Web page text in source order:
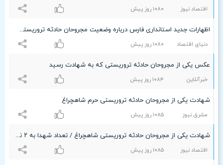
اقتصاد نیوز ۱۰۸۰ روز پیش
اظهارات جدید استانداری فارس درباره وضعیت مجروحان حادثه تروریستی شاهچراغ
دنیای اقتصاد ۱۰۸۰ روز پیش
عکس یکی از مجروحان حادثه تروریستی که به شهادت رسید
خبرآنلاین ۱۰۸۴ روز پیش
شهادت یکی از مجروحان حادثه تروریستی حرم شاهچراغ
مشرق نیوز ۱۰۸۵ روز پیش
شهادت یکی از مجروحان حادثه تروریستی شاهچراغ / تعداد شهدا به ۲ نفر رسید
اقتصاد نیوز ۱۰۸۵ روز پیش